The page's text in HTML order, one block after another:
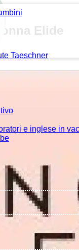
Taeschner
e inglese in
Elide